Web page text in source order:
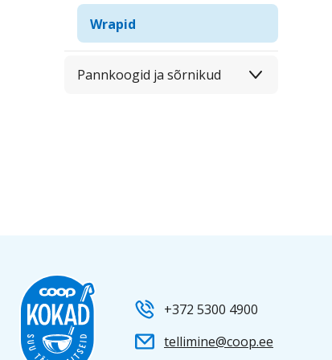
Wrapid
Pannkoogid ja sõrnikud
+372 5300 4900
tellimine@coop.ee